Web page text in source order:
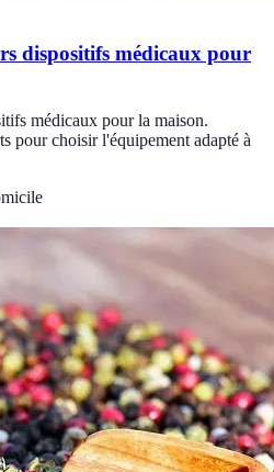
dispositifs médicaux pour
médicaux pour la maison.
pour choisir l'équipement adapté à